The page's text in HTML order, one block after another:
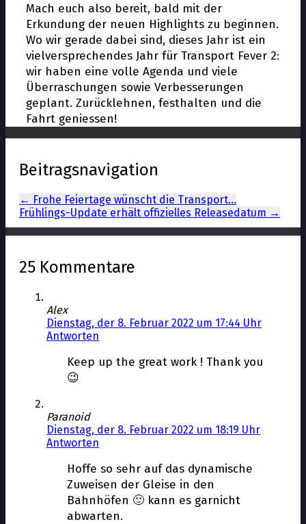
Mach euch also bereit, bald mit der
Erkundung der neuen Highlights zu beginnen.
Wo wir gerade dabei sind, dieses Jahr ist ein
vielversprechendes Jahr für Transport Fever 2:
wir haben eine volle Agenda und viele
Überraschungen sowie Verbesserungen
geplant. Zurücklehnen, festhalten und die
Fahrt geniessen!
Beitragsnavigation
← Frohe Feiertage wünscht die Transport…
Frühlings-Update erhält offizielles Releasedatum →
25 Kommentare
Alex
Dienstag, der 8. Februar 2022 um 17:44 Uhr
Antworten
Keep up the great work ! Thank you
😉
Paranoid
Dienstag, der 8. Februar 2022 um 18:19 Uhr
Antworten
Hoffe so sehr auf das dynamische
Zuweisen der Gleise in den
Bahnhöfen 🙂 kann es garnicht
abwarten.